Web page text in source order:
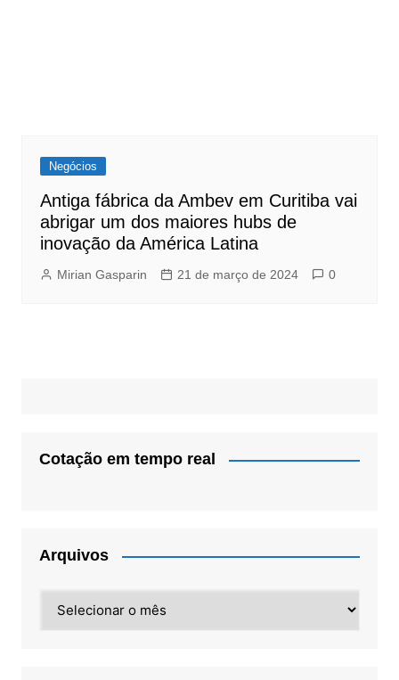
Negócios
Antiga fábrica da Ambev em Curitiba vai
abrigar um dos maiores hubs de
inovação da América Latina
Mirian Gasparin 21 de março de 2024 0
Cotação em tempo real
Arquivos